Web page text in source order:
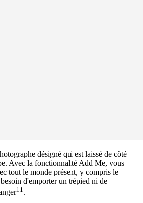
désigné qui est laissé de côté
Avec la fonctionnalité Add Me, vous
tout le monde présent, y compris le
d'emporter un trépied ni de
11 .